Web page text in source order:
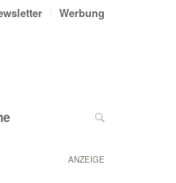
Werbung
ANZEIGE